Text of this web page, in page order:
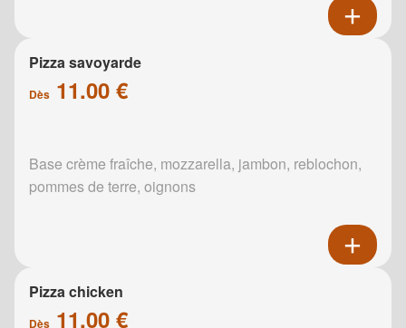
Pizza savoyarde
Dès 11.00 €
Base crème fraîche, mozzarella, jambon, reblochon,
pommes de terre, oignons
Pizza chicken
Dès 11.00 €